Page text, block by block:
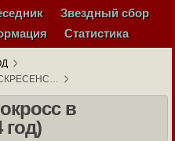
Звездный сбор
Статистика
в
год)